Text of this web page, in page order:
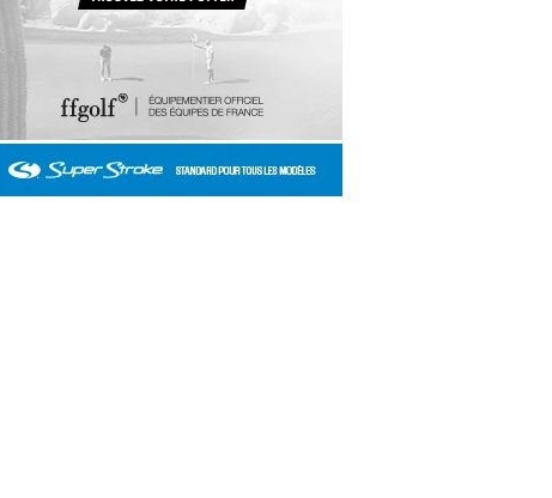
Aphrodite Hills Team Cup 2025 : de retour a
Chypre